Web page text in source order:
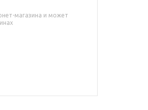
магазина и может